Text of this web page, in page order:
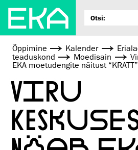
Õppimine Kalender
teaduskond
Moedisain
EKA moetudengite näitust “KRATT”
VIRU